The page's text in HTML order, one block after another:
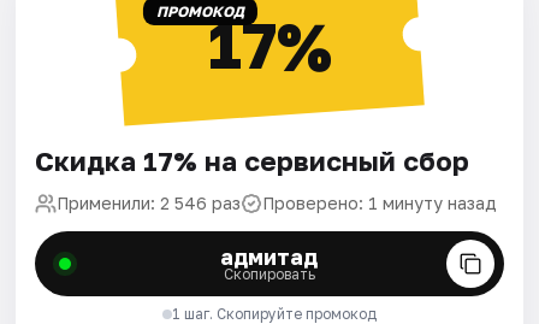
ПРОМОКОД17%
Скидка 17% на сервисный сбор
Применили: 2 546 раз Проверено: 1 минуту назад
адмитад
Скопировать
1 шаг. Скопируйте промокод